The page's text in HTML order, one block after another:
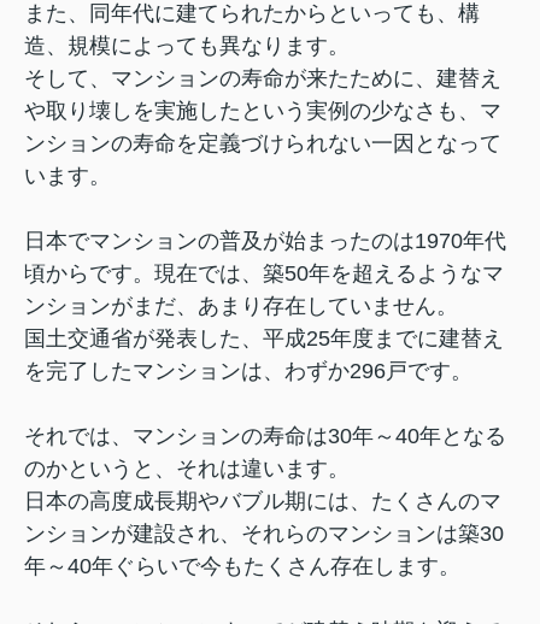
また、同年代に建てられたからといっても、構
造、規模によっても異なります。
そして、マンションの寿命が来たために、建替え
や取り壊しを実施したという実例の少なさも、マ
ンションの寿命を定義づけられない一因となって
います。
日本でマンションの普及が始まったのは1970年代
頃からです。現在では、築50年を超えるようなマ
ンションがまだ、あまり存在していません。
国土交通省が発表した、平成25年度までに建替え
を完了したマンションは、わずか296戸です。
それでは、マンションの寿命は30年～40年となる
のかというと、それは違います。
日本の高度成長期やバブル期には、たくさんのマ
ンションが建設され、それらのマンションは築30
年～40年ぐらいで今もたくさん存在します。